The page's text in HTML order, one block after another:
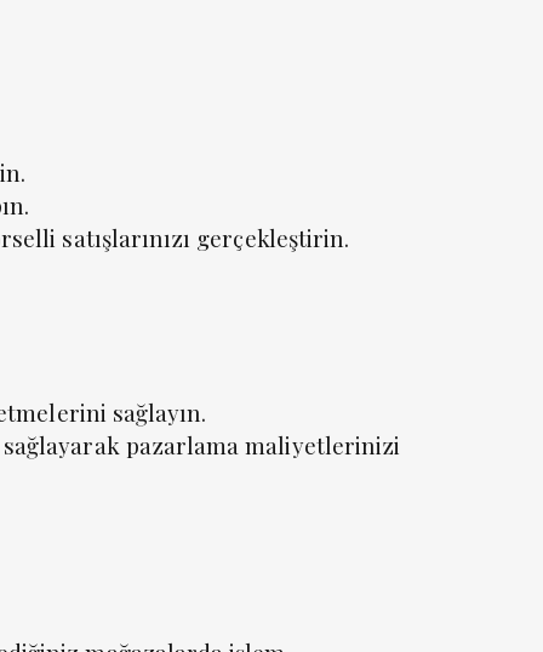
satışlarınızı gerçekleştirin.
sağlayın.
pazarlama maliyetlerinizi